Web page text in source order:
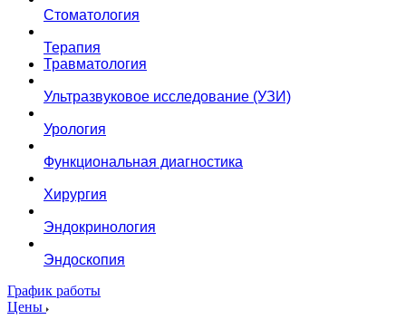
Стоматология
Терапия
Травматология
Ультразвуковое исследование (УЗИ)
Урология
Функциональная диагностика
Хирургия
Эндокринология
Эндоскопия
График работы
Цены